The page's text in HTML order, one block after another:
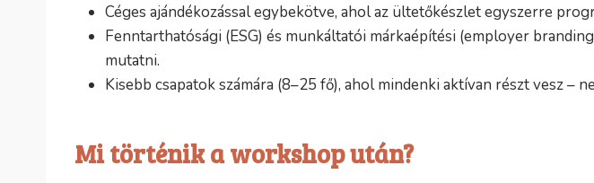
Céges ajándékozással egybekötve, ahol az ültetőkészlet egyszerre
Fenntarthatósági (ESG) és munkáltatói márkaépítési (employer
mutatni.
Kisebb csapatok számára (8–25 fő), ahol mindenki aktívan részt vesz –
Mi történik a workshop után?